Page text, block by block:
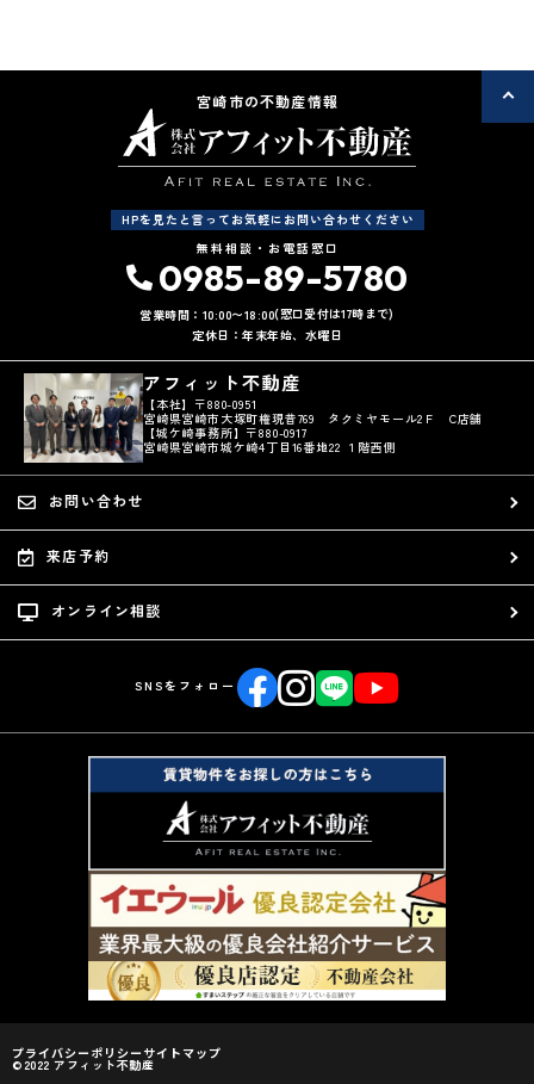
宮崎市の不動産情報
HPを見たと言ってお気軽にお問い合わせください
無料相談・お電話窓口
0985-89-5780
営業時間：10:00〜18:00(窓口受付は17時まで)
定休日：年末年始、水曜日
アフィット不動産
【本社】〒880-0951
宮崎県宮崎市大塚町権現昔769 タクミヤモール2Ｆ C店舗
【城ケ崎事務所】〒880-0917
宮崎県宮崎市城ケ崎4丁目16番地22 １階西側
お問い合わせ
来店予約
オンライン相談
SNSをフォロー
プライバシーポリシー サイトマップ
©2022 アフィット不動産